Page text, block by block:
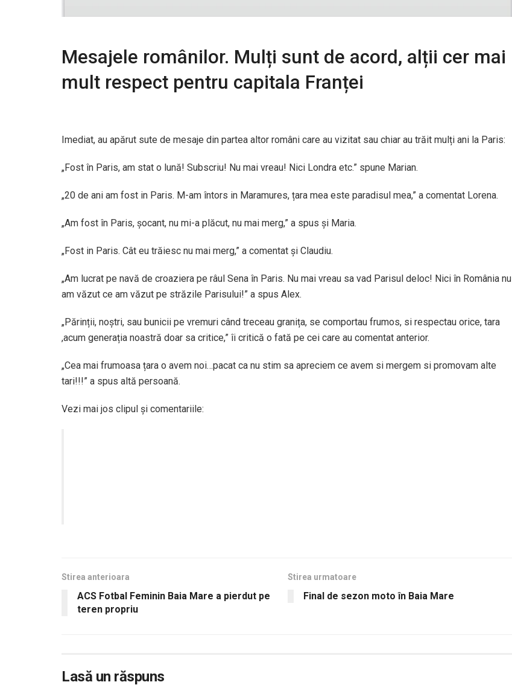
Mesajele românilor. Mulți sunt de acord, alții cer mai
mult respect pentru capitala Franței
Imediat, au apărut sute de mesaje din partea altor români care au vizitat sau chiar au trăit mulți ani la Paris:
„Fost în Paris, am stat o lună! Subscriu! Nu mai vreau! Nici Londra etc.” spune Marian.
„20 de ani am fost in Paris. M-am întors in Maramures, țara mea este paradisul mea,” a comentat Lorena.
„Am fost în Paris, șocant, nu mi-a plăcut, nu mai merg,” a spus și Maria.
„Fost in Paris. Cât eu trăiesc nu mai merg,” a comentat și Claudiu.
„Am lucrat pe navă de croaziera pe râul Sena în Paris. Nu mai vreau sa vad Parisul deloc! Nici în România nu
am văzut ce am văzut pe străzile Parisului!” a spus Alex.
„Părinții, noștri, sau bunicii pe vremuri când treceau granița, se comportau frumos, si respectau orice, tara
,acum generația noastră doar sa critice,” îi critică o fată pe cei care au comentat anterior.
„Cea mai frumoasa țara o avem noi…pacat ca nu stim sa apreciem ce avem si mergem si promovam alte
tari!!!” a spus altă persoană.
Vezi mai jos clipul și comentariile:
Stirea anterioara
ACS Fotbal Feminin Baia Mare a pierdut pe
teren propriu
Stirea urmatoare
Final de sezon moto în Baia Mare
Lasă un răspuns